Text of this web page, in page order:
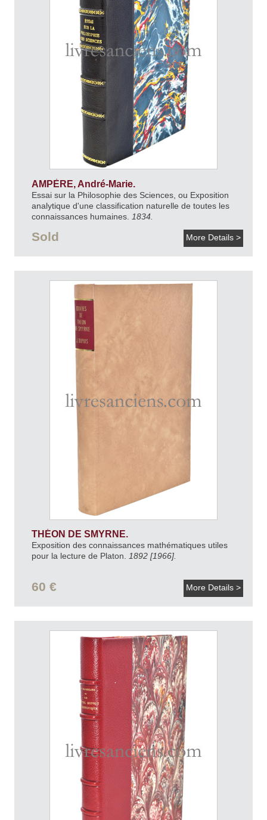
AMPÈRE, André-Marie.
Essai sur la Philosophie des Sciences, ou Exposition
analytique d'une classification naturelle de toutes les
connaissances humaines.
1834.
Sold More Details >
THÉON DE SMYRNE.
Exposition des connaissances mathématiques utiles
pour la lecture de Platon. 1892 [1966].
60 € More Details >